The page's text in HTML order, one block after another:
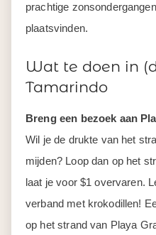
prachtige
plaatsvinden.
Wat te doen in
Tamarindo
Breng een bezoek aan
Wil je de drukte van het
mijden? Loop dan op het
laat je voor $1 overvaren.
verband met krokodillen!
op het strand van Playa